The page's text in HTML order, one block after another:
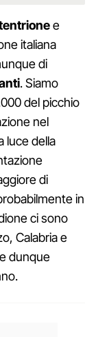
e
italiana
di
. Siamo
del picchio
nel
luce della
di
in
ci sono
Calabria e
dunque